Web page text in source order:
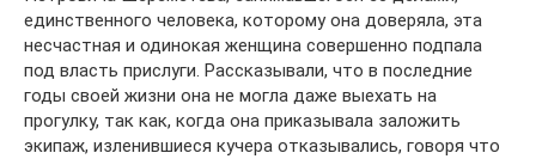
единственного человека, которому она доверяла, эта
несчастная и одинокая женщина совершенно подпала
под власть прислуги. Рассказывали, что в последние
годы своей жизни она не могла даже выехать на
прогулку, так как, когда она приказывала заложить
экипаж, изленившиеся кучера отказывались, говоря что